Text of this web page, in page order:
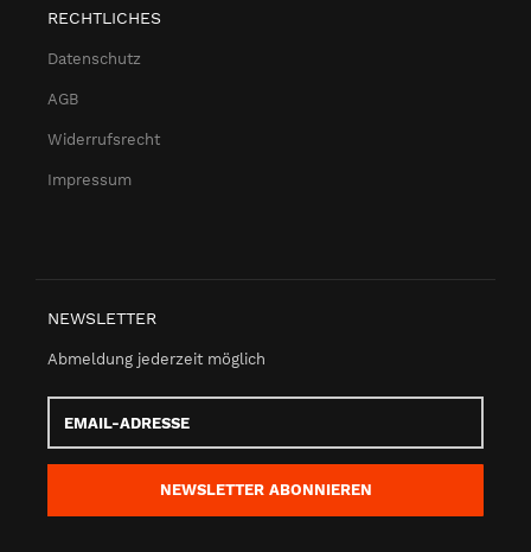
RECHTLICHES
Datenschutz
AGB
Widerrufsrecht
Impressum
NEWSLETTER
Abmeldung jederzeit möglich
Adresse
NEWSLETTER ABONNIEREN